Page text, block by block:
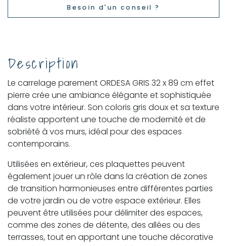
Besoin d'un conseil ?
Description
Le carrelage parement ORDESA GRIS 32 x 89 cm effet
pierre crée une ambiance élégante et sophistiquée
dans votre intérieur. Son coloris gris doux et sa texture
réaliste apportent une touche de modernité et de
sobriété à vos murs, idéal pour des espaces
contemporains.
Utilisées en extérieur, ces plaquettes peuvent
également jouer un rôle dans la création de zones
de transition harmonieuses entre différentes parties
de votre jardin ou de votre espace extérieur. Elles
peuvent être utilisées pour délimiter des espaces,
comme des zones de détente, des allées ou des
terrasses, tout en apportant une touche décorative